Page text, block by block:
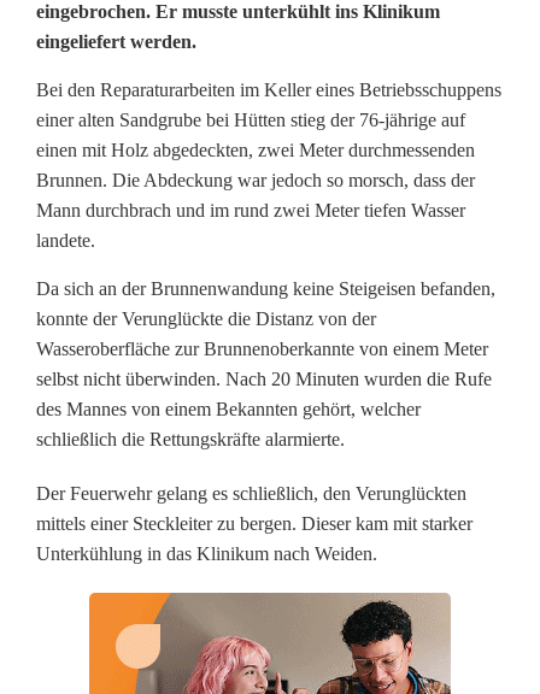
n
b
r
i
c
h
t
i
n
r
u
eingebrochen. Er musste unterkühlt ins Klinikum
eingeliefert werden.
Bei den Reparaturarbeiten im Keller eines Betriebsschuppens
einer alten Sandgrube bei Hütten stieg der 76-jährige auf
einen mit Holz abgedeckten, zwei Meter durchmessenden
Brunnen. Die Abdeckung war jedoch so morsch, dass der
Mann durchbrach und im rund zwei Meter tiefen Wasser
landete.
Da sich an der Brunnenwandung keine Steigeisen befanden,
konnte der Verunglückte die Distanz von der
Wasseroberfläche zur Brunnenoberkannte von einem Meter
selbst nicht überwinden. Nach 20 Minuten wurden die Rufe
des Mannes von einem Bekannten gehört, welcher
schließlich die Rettungskräfte alarmierte.
Der Feuerwehr gelang es schließlich, den Verunglückten
mittels einer Steckleiter zu bergen. Dieser kam mit starker
Unterkühlung in das Klinikum nach Weiden.